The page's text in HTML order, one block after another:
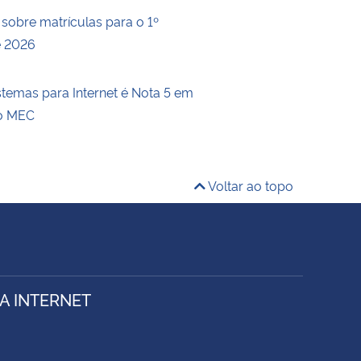
matrículas para o 1º
2026
para Internet é Nota 5 em
MEC
Voltar ao topo
INTERNET